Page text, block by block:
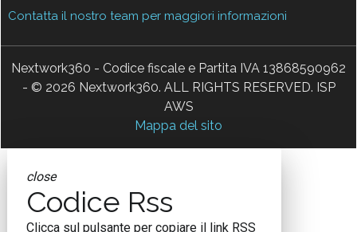
Contatta il nostro team per maggiori informazioni
Nextwork360 - Codice fiscale e Partita IVA 13868590962
- © 2026 Nextwork360. ALL RIGHTS RESERVED. ISP
AWS
Mappa del sito
close
Codice Rss
Clicca sul pulsante per copiare il link RSS